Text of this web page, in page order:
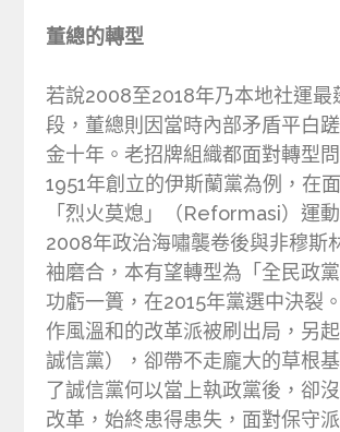
董總的轉型
若說2008至2018年乃本地社運最
段，董總則因當時內部矛盾平白
金十年。老招牌組織都面對轉型
1951年創立的伊斯蘭黨為例，在
「烈火莫熄」（Reformasi）運
2008年政治海嘯襲卷後與非穆斯
袖磨合，本有望轉型為「全民政
功虧一簣，在2015年黨選中決裂
作風溫和的改革派被刷出局，另
誠信黨），卻帶不走龐大的草根
了誠信黨何以當上執政黨後，卻
改革，始終患得患失，面對保守